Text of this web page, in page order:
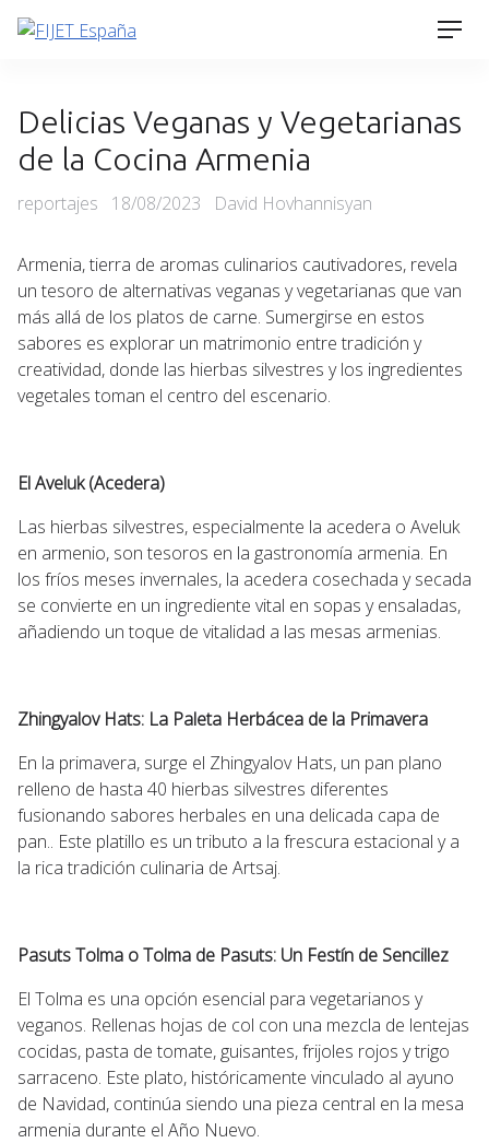
Skip
Delicias Veganas y Vegetarianas
de la Cocina Armenia
Categories
reportajes
Posted
18/08/2023 David Hovhannisyan
Armenia, tierra de aromas culinarios cautivadores, revela
un tesoro de alternativas veganas y vegetarianas que van
más allá de los platos de carne. Sumergirse en estos
sabores es explorar un matrimonio entre tradición y
creatividad, donde las hierbas silvestres y los ingredientes
vegetales toman el centro del escenario.
El Aveluk (Acedera)
Las hierbas silvestres, especialmente la acedera o Aveluk
en armenio, son tesoros en la gastronomía armenia. En
los fríos meses invernales, la acedera cosechada y secada
se convierte en un ingrediente vital en sopas y ensaladas,
añadiendo un toque de vitalidad a las mesas armenias.
Zhingyalov Hats: La Paleta Herbácea de la Primavera
En la primavera, surge el Zhingyalov Hats, un pan plano
relleno de hasta 40 hierbas silvestres diferentes
fusionando sabores herbales en una delicada capa de
pan.. Este platillo es un tributo a la frescura estacional y a
la rica tradición culinaria de Artsaj.
Pasuts Tolma o Tolma de Pasuts: Un Festín de Sencillez
El Tolma es una opción esencial para vegetarianos y
veganos. Rellenas hojas de col con una mezcla de lentejas
cocidas, pasta de tomate, guisantes, frijoles rojos y trigo
sarraceno. Este plato, históricamente vinculado al ayuno
de Navidad, continúa siendo una pieza central en la mesa
armenia durante el Año Nuevo.